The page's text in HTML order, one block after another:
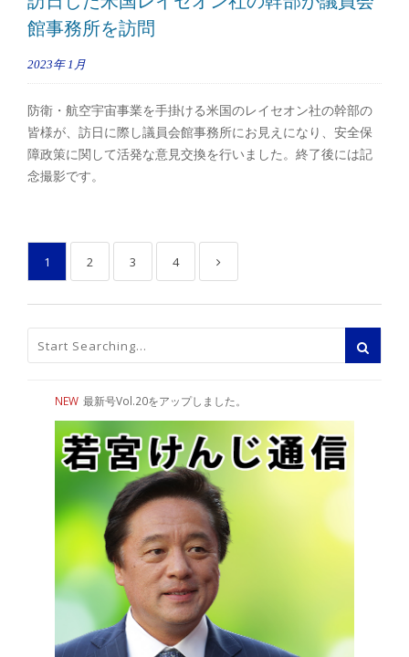
館事務所を訪問
2023年 1月
防衛・航空宇宙事業を手掛ける米国のレイセオン社の幹部の
皆様が、訪日に際し議員会館事務所にお見えになり、安全保
障政策に関して活発な意見交換を行いました。終了後には記
念撮影です。
1 2 3 4
NEW 最新号Vol.20をアップしました。